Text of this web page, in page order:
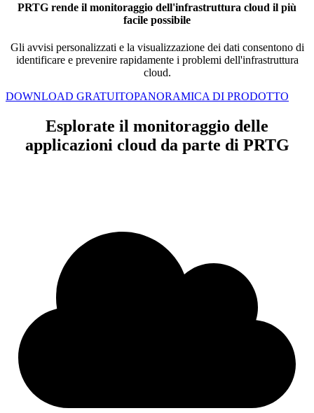
PRTG rende il monitoraggio dell'infrastruttura cloud il più
facile possibile
Gli avvisi personalizzati e la visualizzazione dei dati consentono di
identificare e prevenire rapidamente i problemi dell'infrastruttura
cloud.
DOWNLOAD GRATUITOPANORAMICA DI PRODOTTO
Esplorate il monitoraggio delle
applicazioni cloud da parte di PRTG